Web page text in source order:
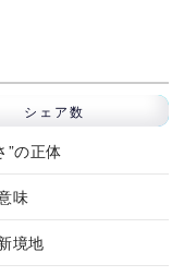
シェア数
”の正体
味
境地